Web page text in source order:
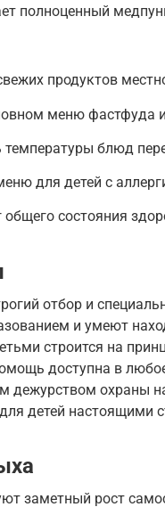
полноценный
продуктов
меню фастфуда
блюд
для детей с
состояния
отбор и
и умеют
строится на
доступна в
дежурством охраны
детей настоящими
заметный рост